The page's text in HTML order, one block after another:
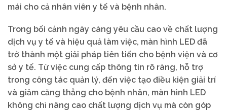
mái cho cả nhân viên y tế và bệnh nhân.
Trong bối cảnh ngày càng yêu cầu cao về chất lượng
dịch vụ y tế và hiệu quả làm việc, màn hình LED đã
trở thành một giải pháp tiên tiến cho bệnh viện và cơ
sở y tế. Từ việc cung cấp thông tin rõ ràng, hỗ trợ
trong công tác quản lý, đến việc tạo điều kiện giải trí
và giảm căng thẳng cho bệnh nhân, màn hình LED
không chỉ nâng cao chất lượng dịch vụ mà còn góp